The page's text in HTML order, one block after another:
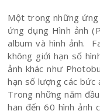
Một trong những ứng
ứng dụng Hình ảnh
album và hình ảnh.
không giới hạn số
ảnh khác như
hạn số lượng các bức
Trong những năm
hạn đến 60 hình ảnh